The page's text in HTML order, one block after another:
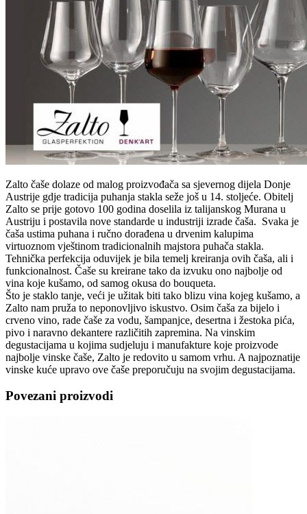
Zalto čaše dolaze od malog proizvođača sa sjevernog dijela Donje
Austrije gdje tradicija puhanja stakla seže još u 14. stoljeće. Obitelj
Zalto se prije gotovo 100 godina doselila iz talijanskog Murana u
Austriju i postavila nove standarde u industriji izrade čaša. Svaka je
čaša ustima puhana i ručno dorađena u drvenim kalupima
virtuoznom vještinom tradicionalnih majstora puhača stakla.
Tehnička perfekcija oduvijek je bila temelj kreiranja ovih čaša, ali i
funkcionalnost. Čaše su kreirane tako da izvuku ono najbolje od
vina koje kušamo, od samog okusa do bouqueta.
Što je staklo tanje, veći je užitak biti tako blizu vina kojeg kušamo, a
Zalto nam pruža to neponovljivo iskustvo. Osim čaša za bijelo i
crveno vino, rade čaše za vodu, šampanjce, desertna i žestoka pića,
pivo i naravno dekantere različitih zapremina. Na vinskim
degustacijama u kojima sudjeluju i manufakture koje proizvode
najbolje vinske čaše, Zalto je redovito u samom vrhu. A najpoznatije
vinske kuće upravo ove čaše preporučuju na svojim degustacijama.
Povezani proizvodi